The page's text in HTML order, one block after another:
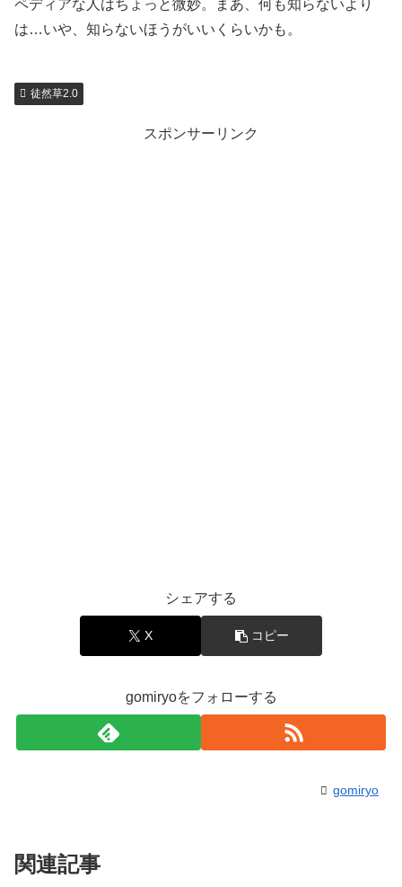
ペディアな人はちょっと微妙。まあ、何も知らないより
は…いや、知らないほうがいいくらいかも。
徒然草2.0
スポンサーリンク
シェアする
X コピー
gomiryoをフォローする
gomiryo
関連記事